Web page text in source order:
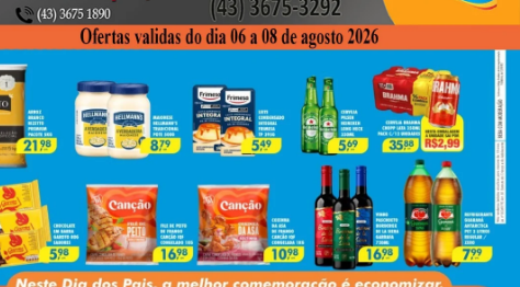
Carro E Caminhão Batem Na PR-
463, Em Colorado, E Motorista
Next